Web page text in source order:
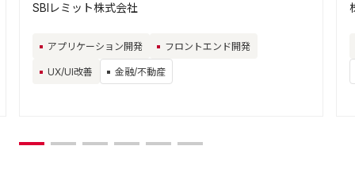
SBIレミット株式会社
アプリケーション開発 フロントエンド開発
UX/UI改善 金融/不動産